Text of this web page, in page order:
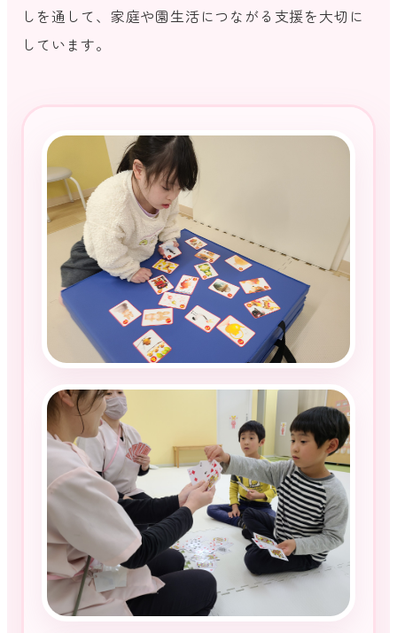
しを通して、家庭や園生活につながる支援を大切に
しています。